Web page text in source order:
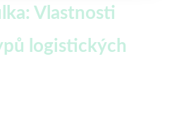
Vlastnosti
logistických